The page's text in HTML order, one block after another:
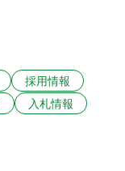
採用情報
入札情報